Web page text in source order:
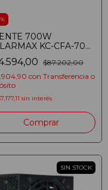
%
700W
KC-CFA-700
$87.202,00
con Transferencia o
sin interés
SIN STOCK